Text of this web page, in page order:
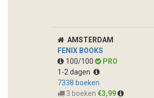
AMSTERDAM
FENIX BOOKS
100/100
PRO
1-2 dagen
7338 boeken
3 boeken €3,99